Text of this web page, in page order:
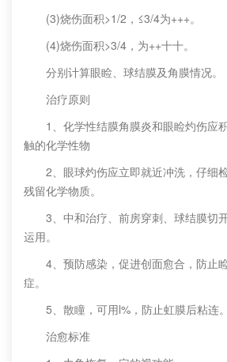
(3)烧伤面积>1/2，≤3/4为+++。
(4)烧伤面积>3/4，为++十十。
分别计算眼睑、球结膜及角膜情况。
治疗原则
1、化学性结膜角膜炎和眼睑灼伤应
触的化学性物
2、眼球灼伤应立即就近冲洗，仔细
残留化学物质。
3、中和治疗、前房穿刺、球结膜切
运用。
4、预防感染，促进创面愈合，防止
症。
5、散瞳，可用l%，防止虹膜后粘连。
治愈标准